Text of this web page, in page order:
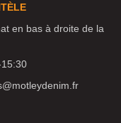
en bas à droite de la